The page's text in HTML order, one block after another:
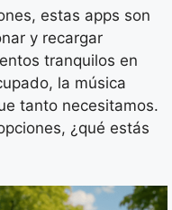
estas apps son
y recargar
tranquilos en
la música
tanto necesitamos.
¿qué estás